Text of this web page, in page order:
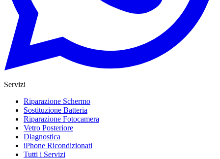
Servizi
Riparazione Schermo
Sostituzione Batteria
Riparazione Fotocamera
Vetro Posteriore
Diagnostica
iPhone Ricondizionati
Tutti i Servizi